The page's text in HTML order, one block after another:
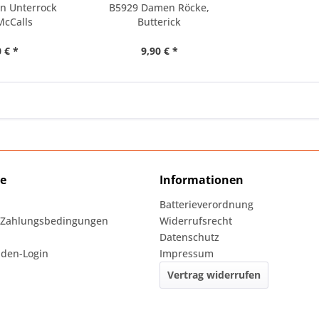
Unterrock
€ *
B5929 Damen Röcke,
Butterick
9,90 € *
Login
Informationen
Batterieverordnung
Widerrufsrecht
Datenschutz
Impressum
Vertrag widerrufen